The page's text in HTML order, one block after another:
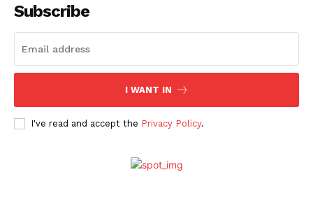
Subscribe
I WANT IN
I've read and accept the Privacy Policy.